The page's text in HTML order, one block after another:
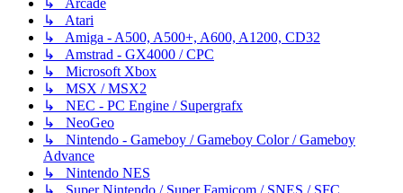
↳ Arcade
↳ Atari
↳ Amiga - A500, A500+, A600, A1200, CD32
↳ Amstrad - GX4000 / CPC
↳ Microsoft Xbox
↳ MSX / MSX2
↳ NEC - PC Engine / Supergrafx
↳ NeoGeo
↳ Nintendo - Gameboy / Gameboy Color / Gameboy
Advance
↳ Nintendo NES